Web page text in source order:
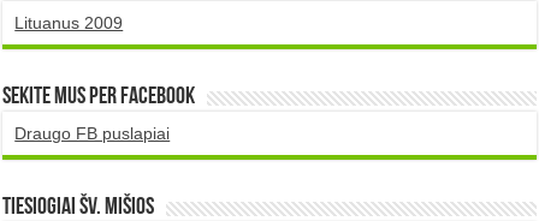
Lituanus 2009
Sekite mus per Facebook
Draugo FB puslapiai
TIESIOGIAI šv. MIŠIOS